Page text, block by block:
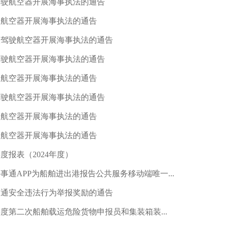
航空器开展海事执法的通告
空器开展海事执法的通告
驶航空器开展海事执法的通告
航空器开展海事执法的通告
空器开展海事执法的通告
航空器开展海事执法的通告
空器开展海事执法的通告
空器开展海事执法的通告
报表（2024年度）
通APP为船舶进出港报告公共服务移动端唯一...
安全违法行为举报奖励的通告
第二次船舶载运危险货物申报员和集装箱装...